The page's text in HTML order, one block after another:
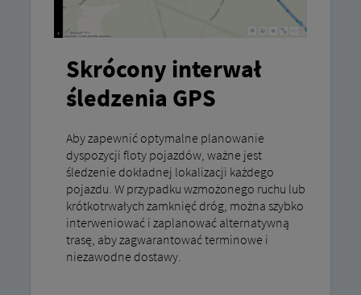
Skrócony interwał
śledzenia GPS
Aby zapewnić optymalne planowanie
dyspozycji floty pojazdów, ważne jest
śledzenie dokładnej lokalizacji każdego
pojazdu. W przypadku wzmożonego ruchu lub
krótkotrwałych zamknięć dróg, można szybko
interweniować i zaplanować alternatywną
trasę, aby zagwarantować terminowe i
niezawodne dostawy.